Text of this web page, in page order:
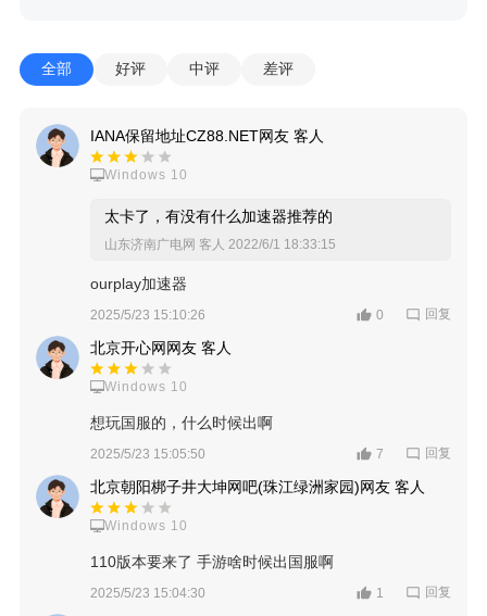
全部 好评 中评 差评
IANA保留地址CZ88.NET网友 客人
Windows 10
太卡了，有没有什么加速器推荐的
山东济南广电网 客人 2022/6/1 18:33:15
ourplay加速器
2025/5/23 15:10:26 0 回复
北京开心网网友 客人
Windows 10
想玩国服的，什么时候出啊
2025/5/23 15:05:50 7 回复
北京朝阳梆子井大坤网吧(珠江绿洲家园)网友 客人
Windows 10
110版本要来了 手游啥时候出国服啊
2025/5/23 15:04:30 1 回复